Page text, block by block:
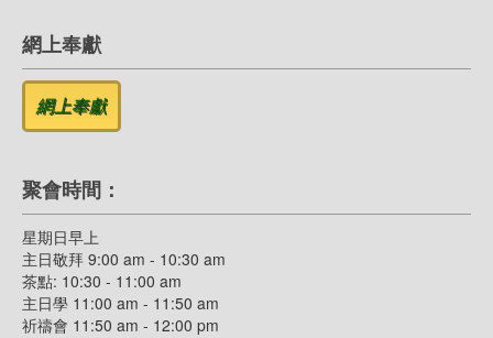
網上奉獻
聚會時間：
星期日早上
主日敬拜 9:00 am - 10:30 am
茶點: 10:30 - 11:00 am
主日學 11:00 am - 11:50 am
祈禱會 11:50 am - 12:00 pm